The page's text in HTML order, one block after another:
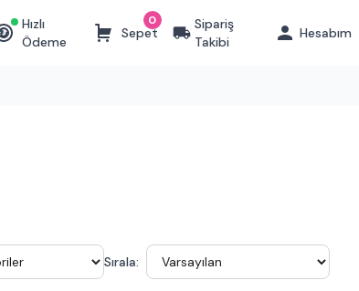
₺
Hızlı
Ödeme
Sepet
0
Sipariş
Takibi
Hesabım
Sırala: